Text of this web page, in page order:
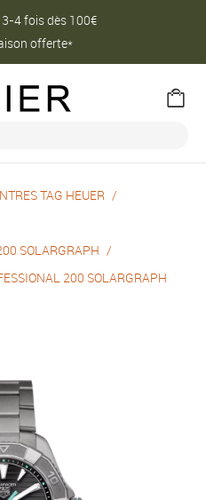
4 fois dès 100€
offerte*
TAG HEUER
SOLARGRAPH
200 SOLARGRAPH